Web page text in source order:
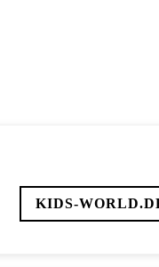
KIDS-